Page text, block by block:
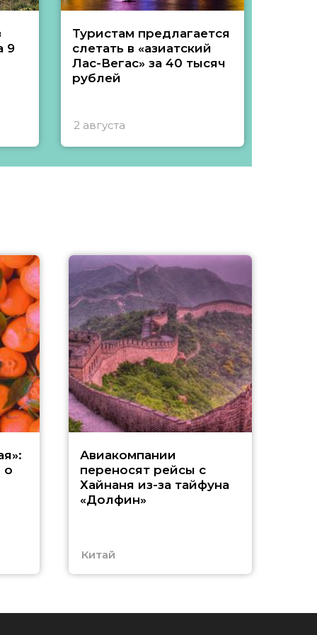
9
Туристам предлагается
слетать в «азиатский
Лас-Вегас» за 40 тысяч
рублей
2 августа
о
Авиакомпании
переносят рейсы с
Хайнаня из-за тайфуна
«Долфин»
Китай